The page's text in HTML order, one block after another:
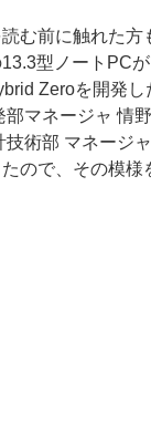
む前に触れた方
型ノートPC
Zeroを開発
部マネージャ 情
術部 マネージ
ので、その模様